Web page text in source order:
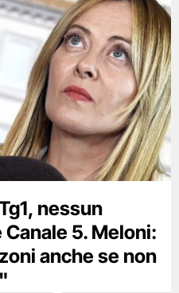
nessun
Canale 5. Meloni:
anche se non